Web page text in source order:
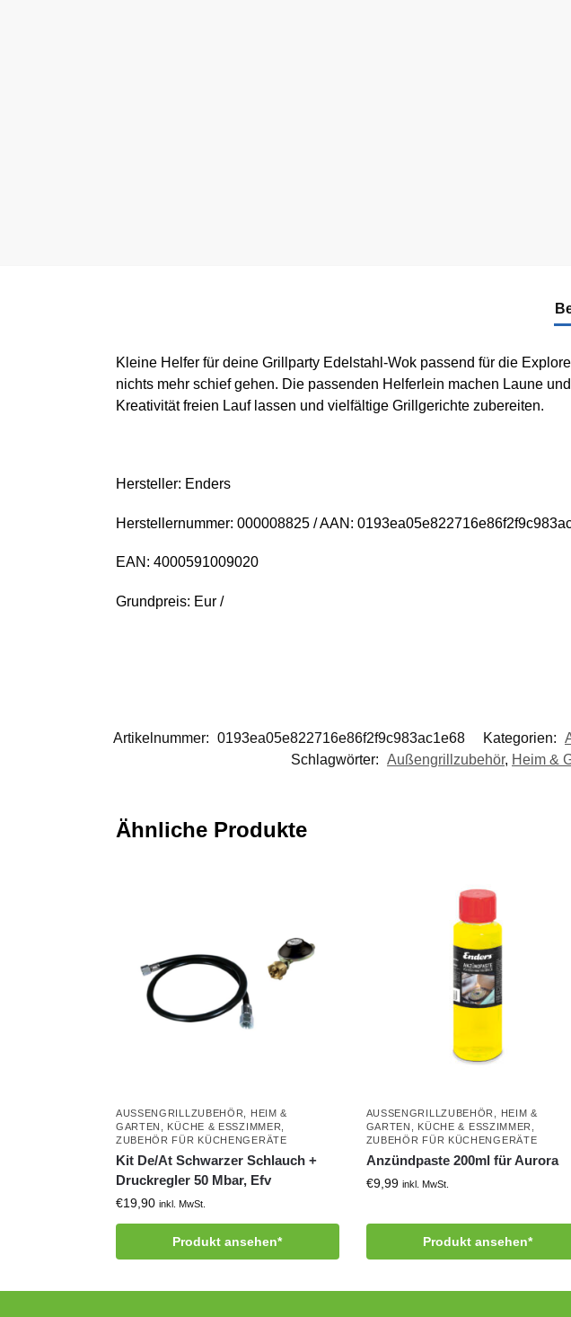
Kleine Helfer für deine Grillparty Edelstahl-Wok passend für die
nichts mehr schief gehen. Die passenden Helferlein machen Laune
Kreativität freien Lauf lassen und vielfältige Grillgerichte zubereiten.
Hersteller: Enders
Herstellernummer: 000008825 / AAN:
EAN: 4000591009020
Grundpreis: Eur /
Artikelnummer: 0193ea05e822716e86f2f9c983ac1e68 Kategorien:
Schlagwörter: Außengrillzubehör, Heim &
Ähnliche Produkte
AUSSENGRILLZUBEHÖR
HEIM &
GARTEN
KÜCHE & ESSZIMMER
ZUBEHÖR FÜR KÜCHENGERÄTE
Kit De/At Schwarzer Schlauch +
Druckregler 50 Mbar, Efv
€19,90 inkl. MwSt.
Produkt ansehen*
AUSSENGRILLZUBEHÖR
HEIM &
GARTEN
KÜCHE & ESSZIMMER
ZUBEHÖR FÜR KÜCHENGERÄTE
Anzündpaste 200ml für Aurora
€9,99 inkl. MwSt.
Produkt ansehen*